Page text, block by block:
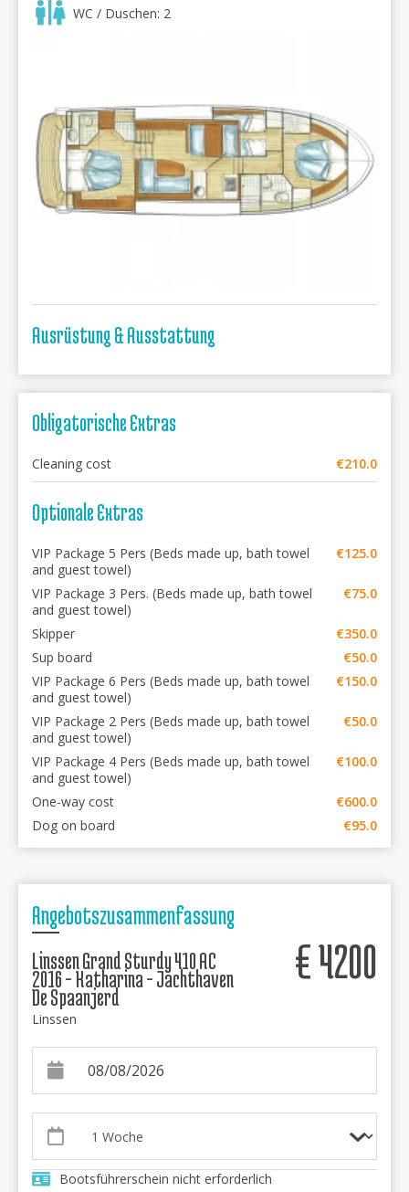
WC / Duschen: 2
Ausrüstung & Ausstattung
Obligatorische Extras
Cleaning cost €210.0
Optionale Extras
VIP Package 5 Pers (Beds made up, bath towel
and guest towel)
€125.0
VIP Package 3 Pers. (Beds made up, bath towel
and guest towel)
€75.0
Skipper
€350.0
Sup board
€50.0
VIP Package 6 Pers (Beds made up, bath towel
and guest towel)
€150.0
VIP Package 2 Pers (Beds made up, bath towel
and guest towel)
€50.0
VIP Package 4 Pers (Beds made up, bath towel
and guest towel)
€100.0
One-way cost
€600.0
Dog on board
€95.0
Angebotszusammenfassung
Linssen Grand Sturdy 410 AC
2016 - Katharina - Jachthaven
De Spaanjerd
Linssen
€4200
Bootsführerschein nicht erforderlich